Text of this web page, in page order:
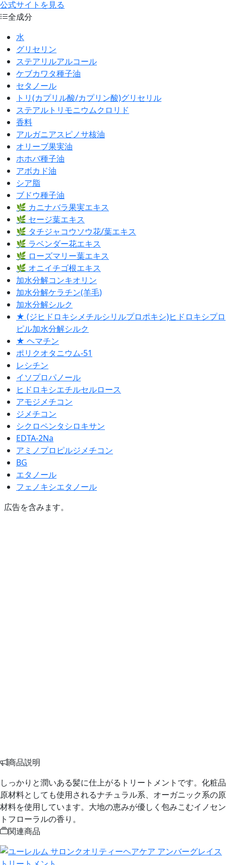
公式サイトを見る
全成分
水
グリセリン
ステアリルアルコール
ケブカワタ種子油
セタノール
トリ(カプリル酸/カプリン酸)グリセリル
ステアルトリモニウムクロリド
香料
アルガニアスピノサ核油
オリーブ果実油
ホホバ種子油
アボカド油
シア脂
ブドウ種子油
🌿 カニナバラ果実エキス
🌿 セージ葉エキス
🌿 タチジャコウソウ花/葉エキス
🌿 ラベンダー花エキス
🌿 ローズマリー葉エキス
🌿 オニイチゴ根エキス
加水分解コンキオリン
加水分解ケラチン(羊毛)
加水分解シルク
★ (ジヒドロキシメチルシリルプロポキシ)ヒドロキシプロ
ピル加水分解シルク
★ ヘマチン
ポリクオタニウム‐51
レシチン
イソプロパノール
ヒドロキシエチルセルロース
アモジメチコン
ジメチコン
シクロペンタシロキサン
EDTA‐2Na
アミノプロピルジメチコン
BG
エタノール
フェノキシエタノール
広告を含みます。
商品説明
しっかりと潤いある髪に仕上がるトリートメントです。化粧品
原材料としても使用されるナチュラル系、オーガニック系の原
材料を使用しています。大地の恵みが優しく包みこむイノセン
トフローラルの香り。
関連商品